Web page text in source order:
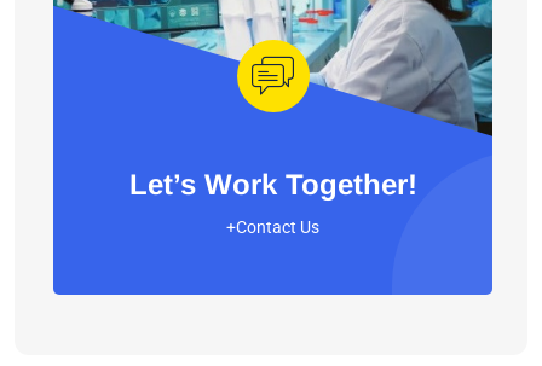
Let’s Work Together!
+Contact Us